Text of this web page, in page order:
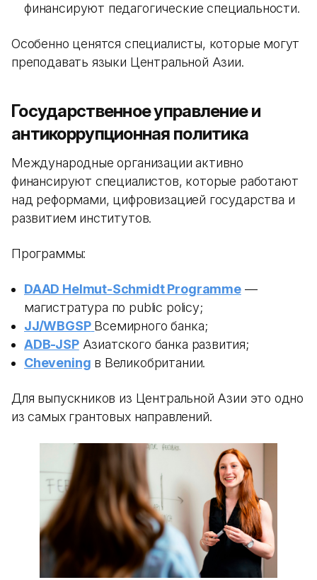
финансируют педагогические специальности.
Особенно ценятся специалисты, которые могут
преподавать языки Центральной Азии.
Государственное управление и
антикоррупционная политика
Международные организации активно
финансируют специалистов, которые работают
над реформами, цифровизацией государства и
развитием институтов.
Программы:
DAAD Helmut-Schmidt Programme—
магистратура по public policy;
JJ/WBGSP Всемирного банка;
ADB-JSPАзиатского банка развития;
Chevening в Великобритании.
Для выпускников из Центральной Азии это одно
из самых грантовых направлений.